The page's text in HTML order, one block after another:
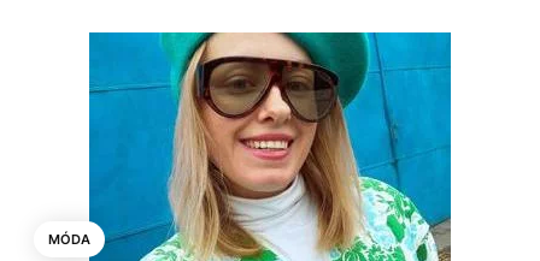
MÓDA